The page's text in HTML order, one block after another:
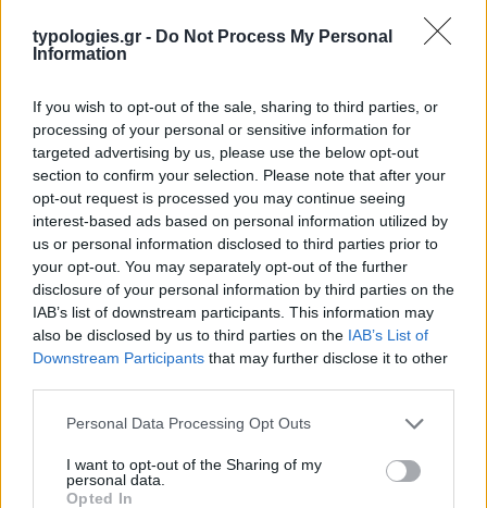
typologies.gr - Do Not Process My Personal
Information
If you wish to opt-out of the sale, sharing to third parties, or
processing of your personal or sensitive information for
targeted advertising by us, please use the below opt-out
section to confirm your selection. Please note that after your
opt-out request is processed you may continue seeing
interest-based ads based on personal information utilized by
us or personal information disclosed to third parties prior to
your opt-out. You may separately opt-out of the further
disclosure of your personal information by third parties on the
IAB’s list of downstream participants. This information may
also be disclosed by us to third parties on the IAB’s List of
Downstream Participants that may further disclose it to other
Please note that this website/app uses one or more Google
not limited to your visit or usage behaviour. You may click to
grant or deny consent to Google and its third-party tags to
Personal Data Processing Opt Outs
I want to opt-out of the Sharing of my
personal data.
Opted In